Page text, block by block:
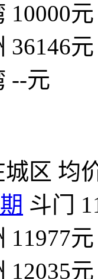
10000元
36146元
--元
城区 均
斗门
11977元
12035元